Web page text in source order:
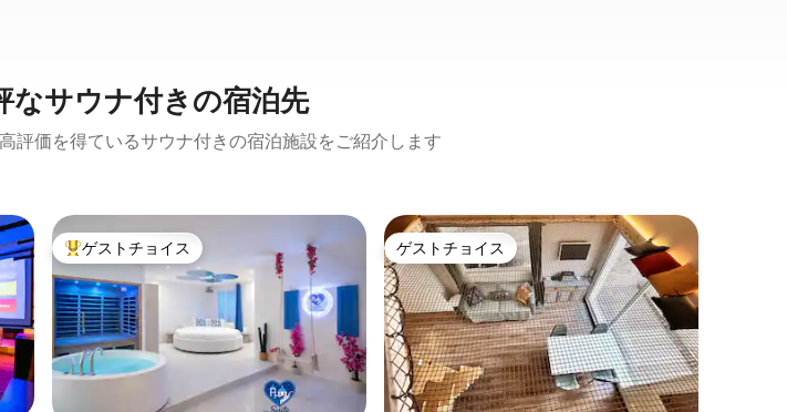
なサウナ付きの宿泊先
評価を得ているサウナ付きの宿泊施設をご紹介します
大好評のゲストチョイスです。
ゲストチョイス ゲストチョイス
ゲストチョイス